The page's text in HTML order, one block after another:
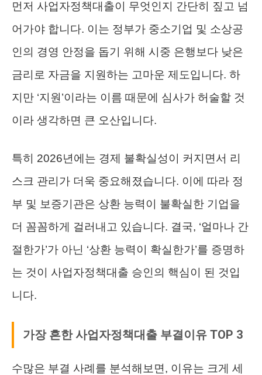
먼저 사업자정책대출이 무엇인지 간단히 짚고 넘
어가야 합니다. 이는 정부가 중소기업 및 소상공
인의 경영 안정을 돕기 위해 시중 은행보다 낮은
금리로 자금을 지원하는 고마운 제도입니다. 하
지만 ‘지원’이라는 이름 때문에 심사가 허술할 것
이라 생각하면 큰 오산입니다.
특히 2026년에는 경제 불확실성이 커지면서 리
스크 관리가 더욱 중요해졌습니다. 이에 따라 정
부 및 보증기관은 상환 능력이 불확실한 기업을
더 꼼꼼하게 걸러내고 있습니다. 결국, ‘얼마나 간
절한가’가 아닌 ‘상환 능력이 확실한가’를 증명하
는 것이 사업자정책대출 승인의 핵심이 된 것입
니다.
가장 흔한 사업자정책대출 부결이유 TOP 3
수많은 부결 사례를 분석해보면, 이유는 크게 세